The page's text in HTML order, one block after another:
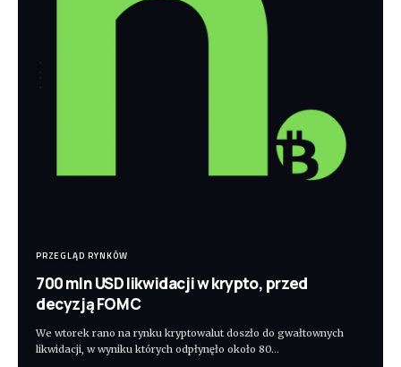
PRZEGLĄD RYNKÓW
700 mln USD likwidacji w krypto, przed
decyzją FOMC
We wtorek rano na rynku kryptowalut doszło do gwałtownych
likwidacji, w wyniku których odpłynęło około 80…